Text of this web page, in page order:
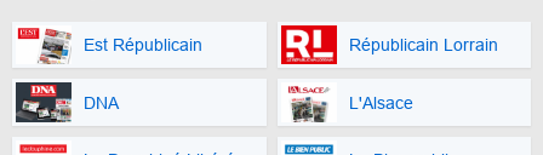
Est Républicain Républicain Lorrain
DNA L'Alsace